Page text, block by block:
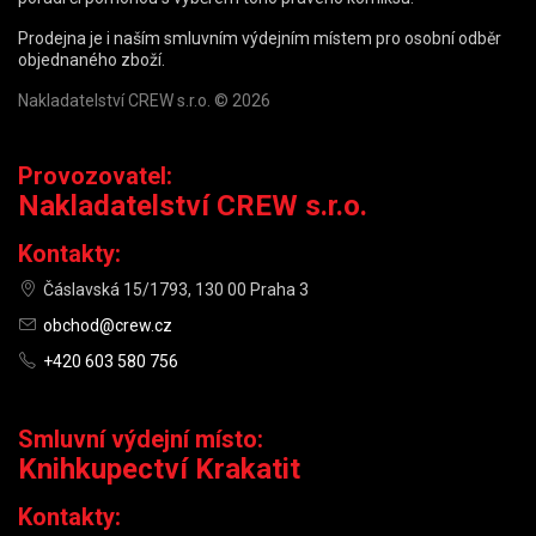
Prodejna je i naším smluvním výdejním místem pro osobní odběr
objednaného zboží.
Nakladatelství CREW s.r.o. © 2026
Provozovatel:
Nakladatelství CREW s.r.o.
Kontakty:
Čáslavská 15/1793, 130 00 Praha 3
obchod@crew.cz
+420 603 580 756
Smluvní výdejní místo:
Knihkupectví Krakatit
Kontakty: